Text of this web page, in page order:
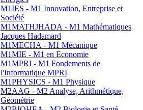
M1IES - M1 Innovation, Entreprise et
Société
M1MATHJHADA - M1 Mathématiques
Jacques Hadamard
M1MECHA - M1 Mécanique
M1MIE - M1 en Economie
M1MPRI - M1 Fondements de
l'Informatique MPRI
M1PHYSICS - M1 Physique
M2AAG - M2 Analyse, Arithmétique,
Géométrie